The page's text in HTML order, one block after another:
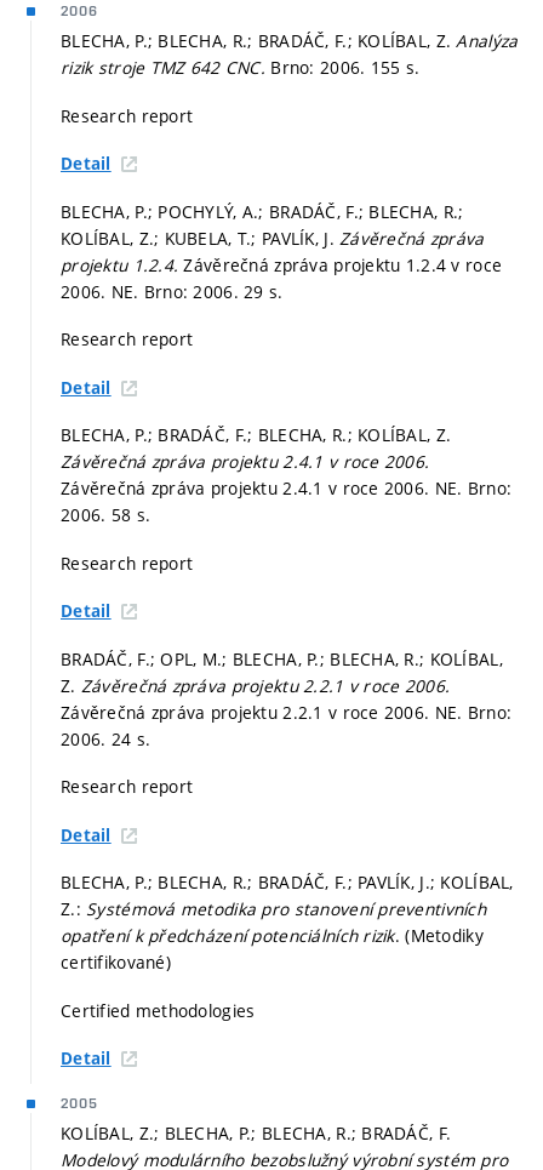
2006
BLECHA, P.; BLECHA, R.; BRADÁČ, F.; KOLÍBAL, Z.Analýza
rizik stroje TMZ 642 CNC. Brno: 2006. 155 s.
Research report
Detail
BLECHA, P.; POCHYLÝ, A.; BRADÁČ, F.; BLECHA, R.;
KOLÍBAL, Z.; KUBELA, T.; PAVLÍK, J. Závěrečná zpráva
projektu 1.2.4.Závěrečná zpráva projektu 1.2.4 v roce
2006. NE. Brno: 2006. 29 s.
Research report
Detail
BLECHA, P.; BRADÁČ, F.; BLECHA, R.; KOLÍBAL, Z.
Závěrečná zpráva projektu 2.4.1 v roce 2006.
Závěrečná zpráva projektu 2.4.1 v roce 2006. NE. Brno:
2006. 58 s.
Research report
Detail
BRADÁČ, F.; OPL, M.; BLECHA, P.; BLECHA, R.; KOLÍBAL,
Z. Závěrečná zpráva projektu 2.2.1 v roce 2006.
Závěrečná zpráva projektu 2.2.1 v roce 2006. NE. Brno:
2006. 24 s.
Research report
Detail
BLECHA, P.; BLECHA, R.; BRADÁČ, F.; PAVLÍK, J.; KOLÍBAL,
Z.: Systémová metodika pro stanovení preventivních
opatření k předcházení potenciálních rizik. (Metodiky
certifikované)
Certified methodologies
Detail
2005
KOLÍBAL, Z.; BLECHA, P.; BLECHA, R.; BRADÁČ, F.
Modelový modulárního bezobslužný výrobní systém pro